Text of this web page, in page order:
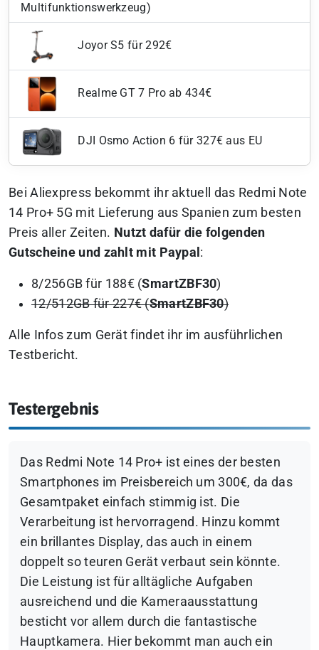
Multifunktionswerkzeug)
Joyor S5 für 292€
Realme GT 7 Pro ab 434€
DJI Osmo Action 6 für 327€ aus EU
Bei Aliexpress bekommt ihr aktuell das Redmi Note
14 Pro+ 5G mit Lieferung aus Spanien zum besten
Preis aller Zeiten. Nutzt dafür die folgenden
Gutscheine und zahlt mit Paypal :
8/256GB für 188€ (SmartZBF30)
12/512GB für 227€ (SmartZBF30)
Alle Infos zum Gerät findet ihr im ausführlichen
Testbericht.
Testergebnis
Das Redmi Note 14 Pro+ ist eines der besten
Smartphones im Preisbereich um 300€, da das
Gesamtpaket einfach stimmig ist. Die
Verarbeitung ist hervorragend. Hinzu kommt
ein brillantes Display, das auch in einem
doppelt so teuren Gerät verbaut sein könnte.
Die Leistung ist für alltägliche Aufgaben
ausreichend und die Kameraausstattung
besticht vor allem durch die fantastische
Hauptkamera. Hier bekommt man auch ein